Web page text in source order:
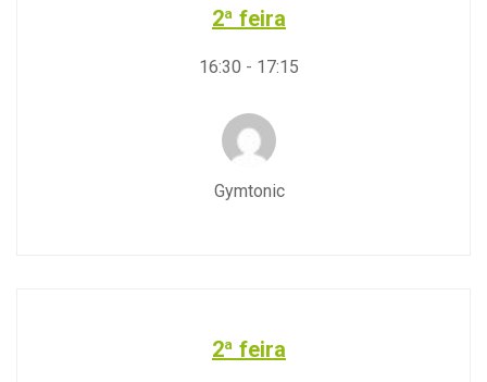
2ª feira
16:30 - 17:15
Gymtonic
2ª feira